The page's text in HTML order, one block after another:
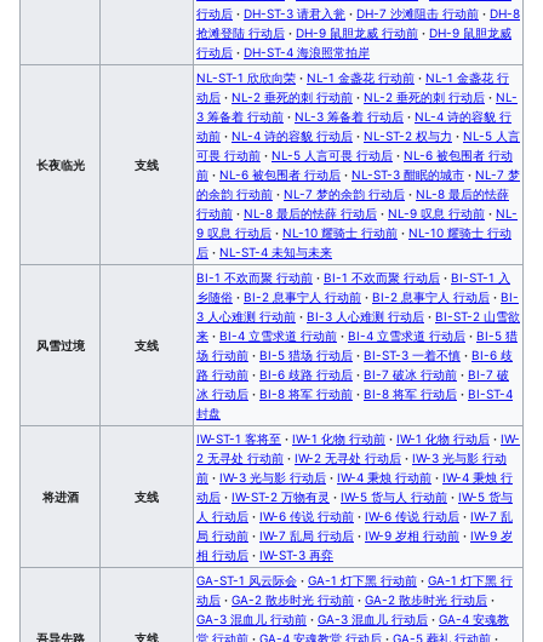
行动后 · DH-ST-3 请君入瓮 · DH-7 沙滩阻击 行动前 · DH-8
抢滩登陆 行动后 · DH-9 鼠胆龙威 行动前 · DH-9 鼠胆龙威
行动后 · DH-ST-4 海浪照常拍岸
长夜临光 支线
NL-ST-1 欣欣向荣 · NL-1 金盏花 行动前 · NL-1 金盏花 行
动后 · NL-2 垂死的刺 行动前 · NL-2 垂死的刺 行动后 · NL-
3 筹备着 行动前 · NL-3 筹备着 行动后 · NL-4 诗的容貌 行
动前 · NL-4 诗的容貌 行动后 · NL-ST-2 权与力 · NL-5 人言
可畏 行动前 · NL-5 人言可畏 行动后 · NL-6 被包围者 行动
前 · NL-6 被包围者 行动后 · NL-ST-3 酣眠的城市 · NL-7 梦
的余韵 行动前 · NL-7 梦的余韵 行动后 · NL-8 最后的怯薛
行动前 · NL-8 最后的怯薛 行动后 · NL-9 叹息 行动前 · NL-
9 叹息 行动后 · NL-10 耀骑士 行动前 · NL-10 耀骑士 行动
后 · NL-ST-4 未知与未来
风雪过境 支线
BI-1 不欢而聚 行动前 · BI-1 不欢而聚 行动后 · BI-ST-1 入
乡随俗 · BI-2 息事宁人 行动前 · BI-2 息事宁人 行动后 · BI-
3 人心难测 行动前 · BI-3 人心难测 行动后 · BI-ST-2 山雪欲
来 · BI-4 立雪求道 行动前 · BI-4 立雪求道 行动后 · BI-5 猎
场 行动前 · BI-5 猎场 行动后 · BI-ST-3 一着不慎 · BI-6 歧
路 行动前 · BI-6 歧路 行动后 · BI-7 破冰 行动前 · BI-7 破
冰 行动后 · BI-8 将军 行动前 · BI-8 将军 行动后 · BI-ST-4
封盘
将进酒 支线
IW-ST-1 客将至 · IW-1 化物 行动前 · IW-1 化物 行动后 · IW-
2 无寻处 行动前 · IW-2 无寻处 行动后 · IW-3 光与影 行动
前 · IW-3 光与影 行动后 · IW-4 秉烛 行动前 · IW-4 秉烛 行
动后 · IW-ST-2 万物有灵 · IW-5 货与人 行动前 · IW-5 货与
人 行动后 · IW-6 传说 行动前 · IW-6 传说 行动后 · IW-7 乱
局 行动前 · IW-7 乱局 行动后 · IW-9 岁相 行动前 · IW-9 岁
相 行动后 · IW-ST-3 再弈
吾导先路 支线
GA-ST-1 风云际会 · GA-1 灯下黑 行动前 · GA-1 灯下黑 行
动后 · GA-2 散步时光 行动前 · GA-2 散步时光 行动后 ·
GA-3 混血儿 行动前 · GA-3 混血儿 行动后 · GA-4 安魂教
堂 行动前 · GA-4 安魂教堂 行动后 · GA-5 葬礼 行动前 ·